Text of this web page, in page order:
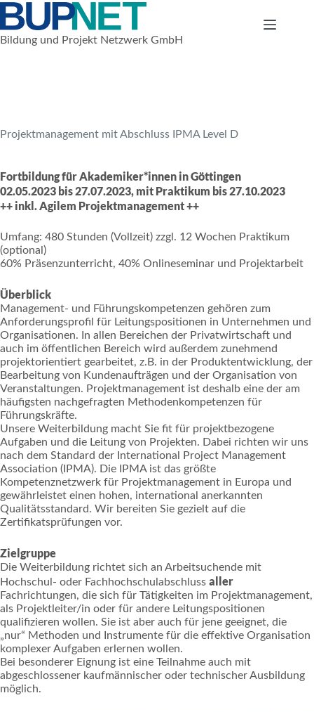
Zum
Inhalt
springen
Bildung und Projekt Netzwerk GmbH
Projektmanagement mit Abschluss IPMA Level D
Fortbildung für Akademiker*innen in Göttingen
02.05.2023 bis 27.07.2023, mit Praktikum bis 27.10.2023
++ inkl. Agilem Projektmanagement ++
Umfang: 480 Stunden (Vollzeit) zzgl. 12 Wochen Praktikum
(optional)
60% Präsenzunterricht, 40% Onlineseminar und Projektarbeit
Überblick
Management- und Führungskompetenzen gehören zum
Anforderungsprofil für Leitungspositionen in Unternehmen und
Organisationen. In allen Bereichen der Privatwirtschaft und
auch im öffentlichen Bereich wird außerdem zunehmend
projektorientiert gearbeitet, z.B. in der Produktentwicklung, der
Bearbeitung von Kundenaufträgen und der Organisation von
Veranstaltungen. Projektmanagement ist deshalb eine der am
häufigsten nachgefragten Methodenkompetenzen für
Führungskräfte.
Unsere Weiterbildung macht Sie fit für projektbezogene
Aufgaben und die Leitung von Projekten. Dabei richten wir uns
nach dem Standard der International Project Management
Asso­ciation (IPMA). Die IPMA ist das größte
Kompetenznetzwerk für Projektmanagement in Europa und
gewährleistet einen hohen, international anerkannten
Qualitätsstandard. Wir bereiten Sie gezielt auf die
Zertifikatsprüfungen vor.
Zielgruppe
Die Weiterbildung richtet sich an Arbeitsuchende mit
Hochschul- oder Fachhochschulabschluss aller
Fachrichtungen, die sich für Tätig­keiten im Projektmanage­ment,
als Projektleiter/in oder für andere Leitungspositionen
qualifizieren wollen. Sie ist aber auch für jene geeignet, die
„nur“ Methoden und Instrumente für die effektive Organisation
komplexer Aufgaben erlernen wollen.
Bei besonderer Eignung ist eine Teilnahme auch mit
abgeschlossener kaufmännischer oder technischer Ausbildung
möglich.